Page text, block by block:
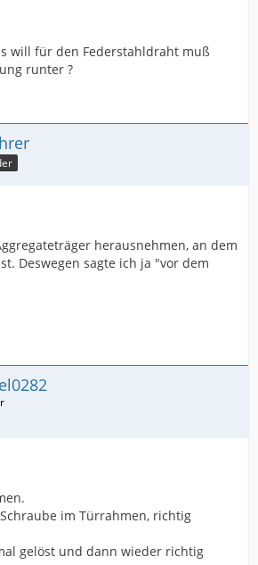
will für den Federstahldraht muß
runter ?
herausnehmen, an dem
Deswegen sagte ich ja "vor dem
im Türrahmen, richtig
gelöst und dann wieder richtig